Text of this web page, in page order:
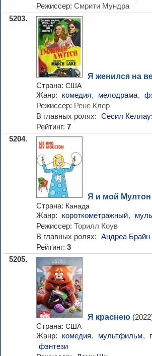
Режиссер: Смрити Мундра
5203.
Я женился на
Страна: США
Жанр: комедия, мелодрама,
Режиссер: Рене Клер
В главных ролях: Сесил
Рейтинг: 7
5204.
Я и мой Мултон
Страна: Канада
Жанр: короткометражный,
Режиссер: Торилл Коув
В главных ролях: Андреа Брайн
Рейтинг: 3
5205.
Я краснею
Страна: США
Жанр: комедия, мультфильм,
фэнтези